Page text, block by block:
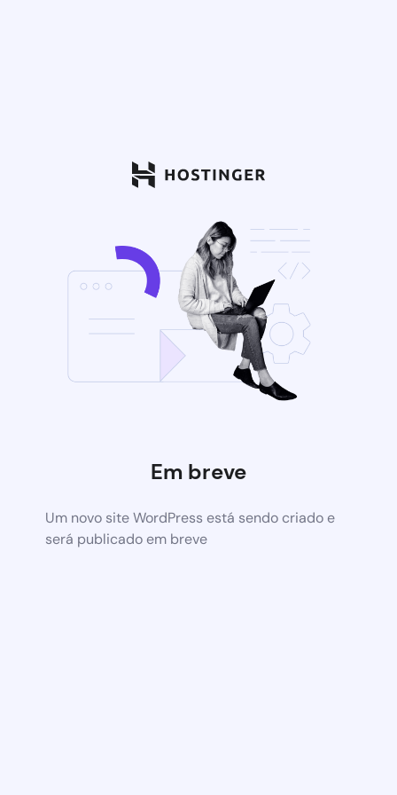
Em breve
Um novo site WordPress está sendo criado e
será publicado em breve